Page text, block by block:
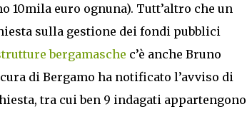
10mila euro ognuna). Tutt’altro che un
sulla gestione dei fondi pubblici
bergamasche c’è anche Bruno
di Bergamo ha notificato l’avviso di
tra cui ben 9 indagati appartengono